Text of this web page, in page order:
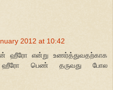
2012 at 10:42
ஹீரோ என்று உணர்த்துவதற்காக
ஹீரோ பெண் தருவது போல